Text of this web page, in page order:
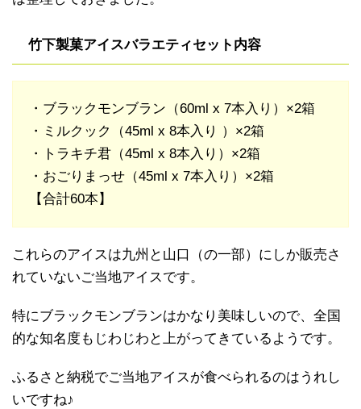
竹下製菓アイスバラエティセット内容
・ブラックモンブラン（60ml x 7本入り）×2箱
・ミルクック（45ml x 8本入り ）×2箱
・トラキチ君（45ml x 8本入り）×2箱
・おごりまっせ（45ml x 7本入り）×2箱
【合計60本】
これらのアイスは九州と山口（の一部）にしか販売さ
れていないご当地アイスです。
特にブラックモンブランはかなり美味しいので、全国
的な知名度もじわじわと上がってきているようです。
ふるさと納税でご当地アイスが食べられるのはうれし
いですね♪